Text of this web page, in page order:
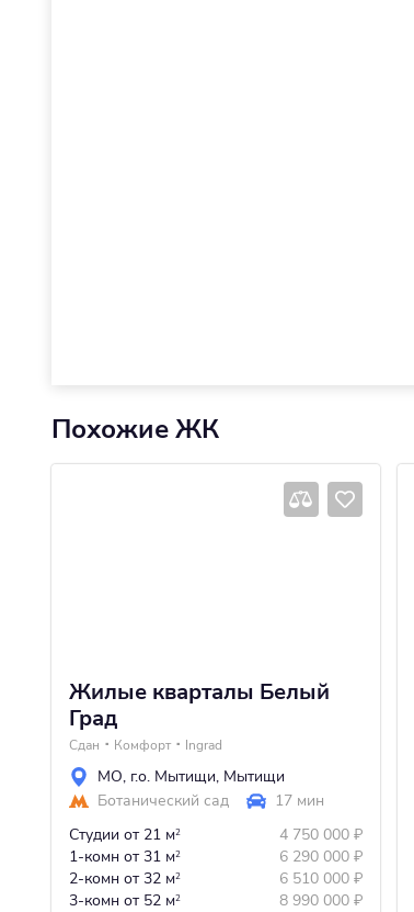
Похожие ЖК
Жилые кварталы Белый
Град
Сдан Комфорт Ingrad
МО, г.о. Мытищи, Мытищи
Ботанический сад
17 мин
Студии от 21 м2 4 750 000 ₽
1-комн от 31 м2 6 290 000 ₽
2-комн от 32 м2 6 510 000 ₽
3-комн от 52 м2 8 990 000 ₽